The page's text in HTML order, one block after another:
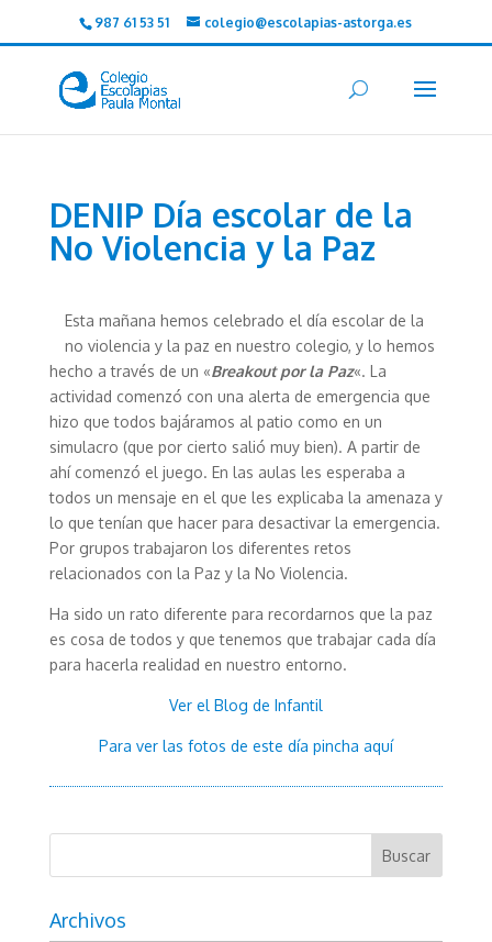
987 61 53 51 colegio@escolapias-astorga.es
DENIP Día escolar de la
No Violencia y la Paz
Esta mañana hemos celebrado el día escolar de la
no violencia y la paz en nuestro colegio, y lo hemos
hecho a través de un «Breakout por la Paz«. La
actividad comenzó con una alerta de emergencia que
hizo que todos bajáramos al patio como en un
simulacro (que por cierto salió muy bien). A partir de
ahí comenzó el juego. En las aulas les esperaba a
todos un mensaje en el que les explicaba la amenaza y
lo que tenían que hacer para desactivar la emergencia.
Por grupos trabajaron los diferentes retos
relacionados con la Paz y la No Violencia.
Ha sido un rato diferente para recordarnos que la paz
es cosa de todos y que tenemos que trabajar cada día
para hacerla realidad en nuestro entorno.
Ver el Blog de Infantil
Para ver las fotos de este día pincha aquí
Archivos